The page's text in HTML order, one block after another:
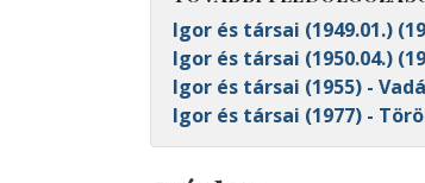
Igor és társai (1949.01.)
Igor és társai (1950.04.)
Igor és társai (1955) -
Igor és társai (1977) -